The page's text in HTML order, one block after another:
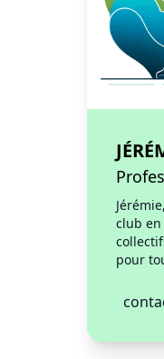
club en
pour